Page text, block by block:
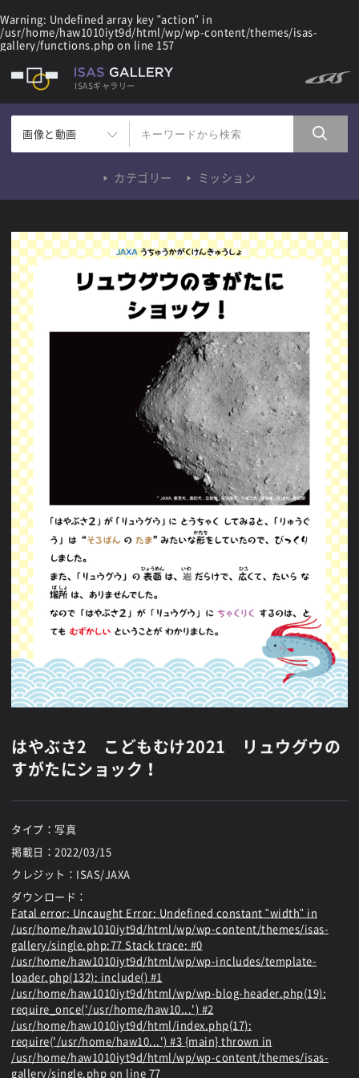
Warning: Undefined array key "action" in
/usr/home/haw1010iyt9d/html/wp/wp-content/themes/isas-
gallery/functions.php on line 157
ISASギャラリー
画像と動画
カテゴリー ミッション
はやぶさ2 こどもむけ2021 リュウグウの
すがたにショック！
タイプ：写真
掲載日： 2022/03/15
クレジット：ISAS/JAXA
ダウンロード：
Fatal error: Uncaught Error: Undefined constant "width" in
/usr/home/haw1010iyt9d/html/wp/wp-content/themes/isas-
gallery/single.php:77 Stack trace: #0
/usr/home/haw1010iyt9d/html/wp/wp-includes/template-
loader.php(132): include() #1
/usr/home/haw1010iyt9d/html/wp/wp-blog-header.php(19):
require_once('/usr/home/haw10...') #2
/usr/home/haw1010iyt9d/html/index.php(17):
require('/usr/home/haw10...') #3 {main} thrown in
/usr/home/haw1010iyt9d/html/wp/wp-content/themes/isas-
gallery/single.php on line 77